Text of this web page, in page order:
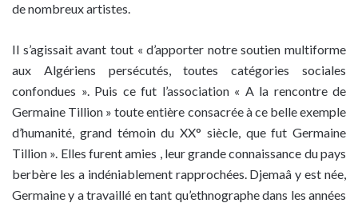
de nombreux artistes.
Il s’agissait avant tout « d’apporter notre soutien multiforme
aux Algériens persécutés, toutes catégories sociales
confondues ». Puis ce fut l’association « A la rencontre de
Germaine Tillion » toute entière consacrée à ce belle exemple
d’humanité, grand témoin du XX° siècle, que fut Germaine
Tillion ». Elles furent amies , leur grande connaissance du pays
berbère les a indéniablement rapprochées. Djemaâ y est née,
Germaine y a travaillé en tant qu’ethnographe dans les années